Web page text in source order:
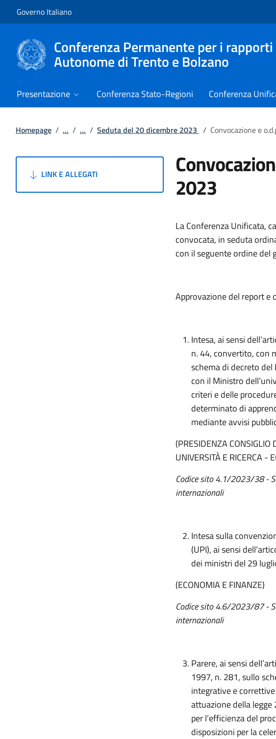
Governo Italiano
Conferenza Permanente per i
Autonome di Trento e Bolzano
Presentazione Conferenza Stato-Regioni Conferenza
Homepage / ... / ... / Seduta del 20 dicembre 2023 / Convocazione e
LINK E ALLEGATI 2023
La Conferenza Unificata,
convocata, in seduta
con il seguente ordine del
Approvazione del report e
Intesa, ai sensi
n. 44, convertito, con
schema di decreto
con il Ministro
criteri e delle
determinato di
mediante avvisi
(PRESIDENZA
UNIVERSITÀ E RICERCA -
Codice sito 4.1/2023/38 -
internazionali
Intesa sulla
(UPI), ai sensi
dei ministri del 29
(ECONOMIA E FINANZE)
Codice sito 4.6/2023/87 -
internazionali
Parere, ai sensi
1997, n. 281, sullo
integrative e
attuazione della legge
per l’efficienza del
disposizioni per la